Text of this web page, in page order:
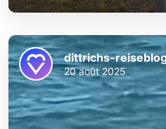
dittrichs-
20 août 2025